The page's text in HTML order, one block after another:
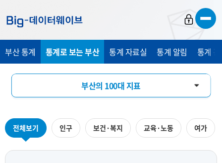
가
가
가
부산 통계 통계로 보는 부산 통계 자료실 통계 알림 통계
부산의 100대 지표
지역통계 시각화
전체보기 인구 보건·복지 교육·노동 여가